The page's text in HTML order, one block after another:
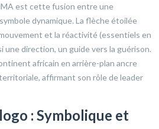
est cette fusion entre une
dynamique. La flèche étoilée
et la réactivité (essentiels en
une direction, un guide vers la guérison.
africain en arrière-plan ancre
affirmant son rôle de leader
: Symbolique et